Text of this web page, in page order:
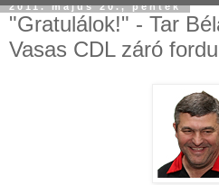
2011. május 20., péntek
"Gratulálok!" - Tar
Vasas CDL záró